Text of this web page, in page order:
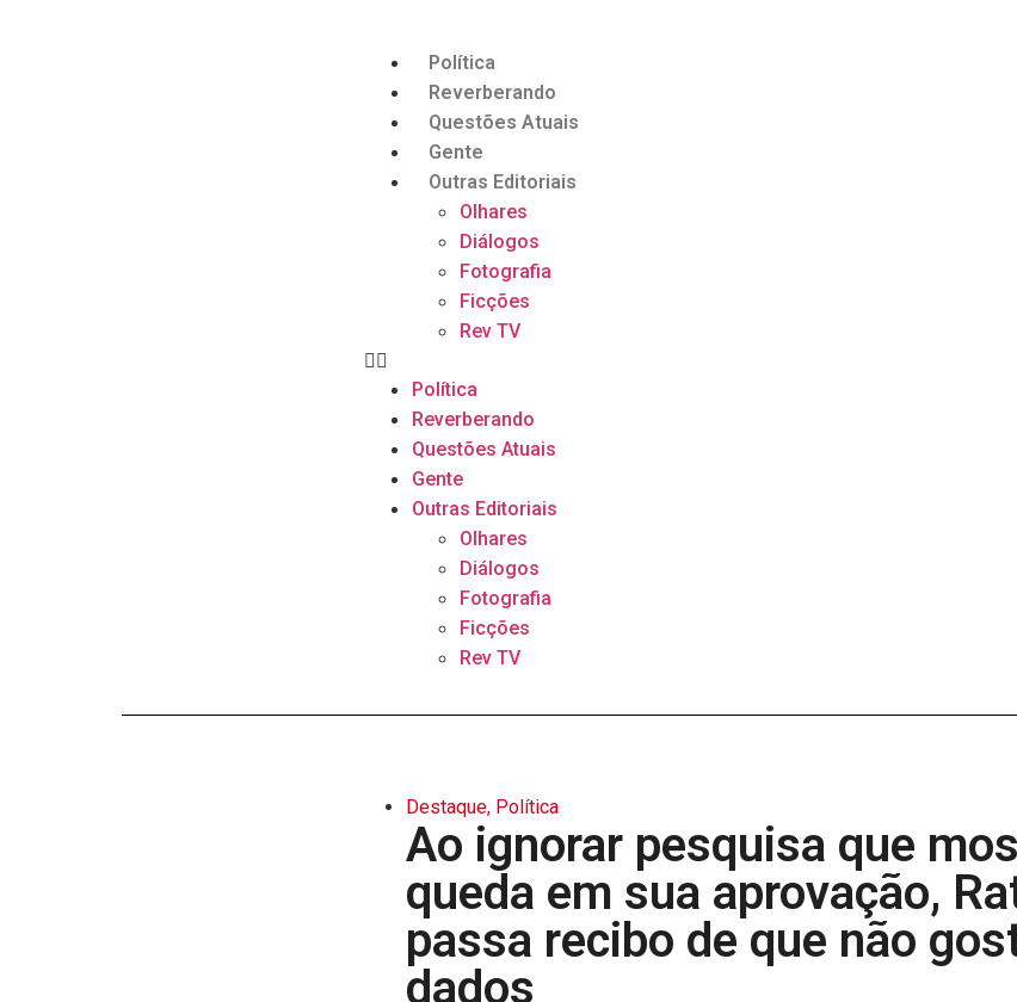
Política
Reverberando
Questões Atuais
Gente
Outras Editoriais
Olhares
Diálogos
Fotografia
Ficções
Rev TV
Política
Reverberando
Questões Atuais
Gente
Outras Editoriais
Olhares
Diálogos
Fotografia
Ficções
Rev TV
Destaque, Política
Ao ignorar pesquisa que
queda em sua aprovação,
passa recibo de que não
dados